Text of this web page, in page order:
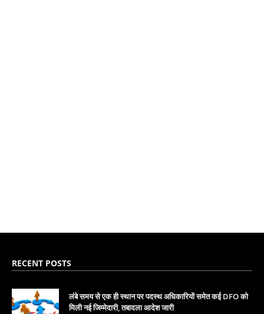
RECENT POSTS
लंबे समय से एक ही स्थान पर पदस्थ अधिकारियों समेत कई DFO को
मिली नई जिम्मेदारी, तबादला आदेश जारी